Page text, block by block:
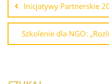
Inicjatywy Partnerskie
Szkolenie dla NGO: